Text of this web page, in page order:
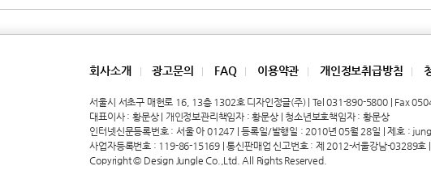
회사소개 광고문의 FAQ 이용약관 개인정보취급방침
서울시 서초구 매헌로 16, 13층 1302호 디자인정글(주) | Tel 031-890-5800 | Fax
대표이사 : 황문상 | 개인정보관리책임자 : 황문상 | 청소년보호책임자 : 황문상
인터넷신문등록번호 : 서울 아 01247 | 등록일/발행일 : 2010년 05월 28일 | 제호 :
사업자등록번호 : 119-86-15169 | 통신판매업 신고번호 : 제 2012-서울강남-03289
Copyright © Design Jungle Co.,Ltd. All Rights Reserved.